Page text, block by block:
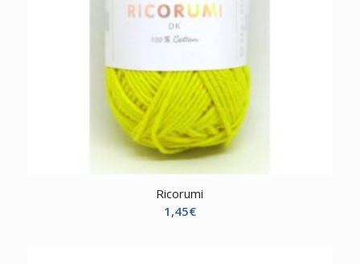
Ricorumi
1,45€